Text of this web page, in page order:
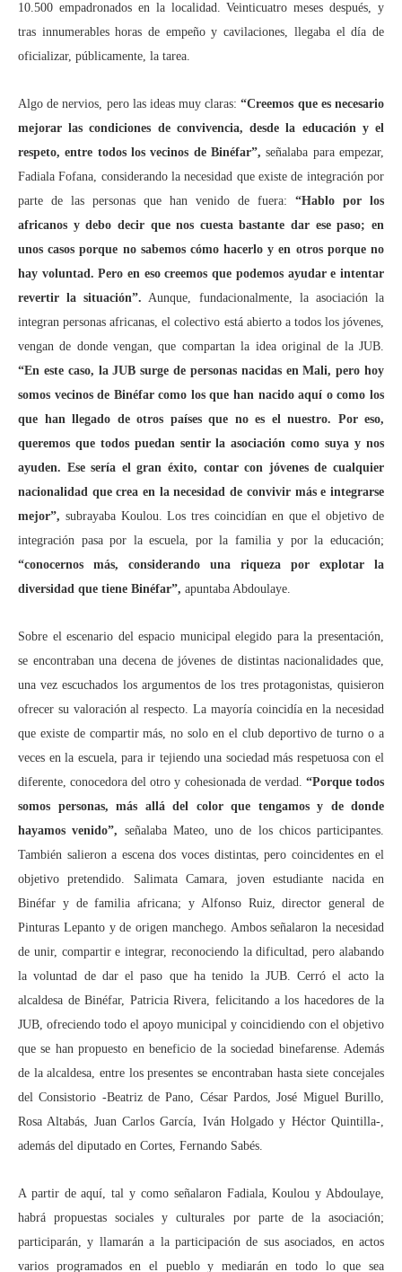
10.500 empadronados en la localidad. Veinticuatro meses después, y
tras innumerables horas de empeño y cavilaciones, llegaba el día de
oficializar, públicamente, la tarea.
Algo de nervios, pero las ideas muy claras:“Creemos que es necesario
mejorar las condiciones de convivencia, desde la educación y el
respeto, entre todos los vecinos de Binéfar”, señalaba para empezar,
Fadiala Fofana, considerando la necesidad que existe de integración por
parte de las personas que han venido de fuera: “Hablo por los
africanos y debo decir que nos cuesta bastante dar ese paso; en
unos casos porque no sabemos cómo hacerlo y en otros porque no
hay voluntad. Pero en eso creemos que podemos ayudar e intentar
revertir la situación”. Aunque, fundacionalmente, la asociación la
integran personas africanas, el colectivo está abierto a todos los jóvenes,
vengan de donde vengan, que compartan la idea original de la JUB.
“En este caso, la JUB surge de personas nacidas en Mali, pero hoy
somos vecinos de Binéfar como los que han nacido aquí o como los
que han llegado de otros países que no es el nuestro. Por eso,
queremos que todos puedan sentir la asociación como suya y nos
ayuden. Ese sería el gran éxito, contar con jóvenes de cualquier
nacionalidad que crea en la necesidad de convivir más e integrarse
mejor”, subrayaba Koulou. Los tres coincidían en que el objetivo de
integración pasa por la escuela, por la familia y por la educación;
“conocernos más, considerando una riqueza por explotar la
diversidad que tiene Binéfar”, apuntaba Abdoulaye.
Sobre el escenario del espacio municipal elegido para la presentación,
se encontraban una decena de jóvenes de distintas nacionalidades que,
una vez escuchados los argumentos de los tres protagonistas, quisieron
ofrecer su valoración al respecto. La mayoría coincidía en la necesidad
que existe de compartir más, no solo en el club deportivo de turno o a
veces en la escuela, para ir tejiendo una sociedad más respetuosa con el
diferente, conocedora del otro y cohesionada de verdad. “Porque todos
somos personas, más allá del color que tengamos y de donde
hayamos venido”, señalaba Mateo, uno de los chicos participantes.
También salieron a escena dos voces distintas, pero coincidentes en el
objetivo pretendido. Salimata Camara, joven estudiante nacida en
Binéfar y de familia africana; y Alfonso Ruiz, director general de
Pinturas Lepanto y de origen manchego. Ambos señalaron la necesidad
de unir, compartir e integrar, reconociendo la dificultad, pero alabando
la voluntad de dar el paso que ha tenido la JUB. Cerró el acto la
alcaldesa de Binéfar, Patricia Rivera, felicitando a los hacedores de la
JUB, ofreciendo todo el apoyo municipal y coincidiendo con el objetivo
que se han propuesto en beneficio de la sociedad binefarense. Además
de la alcaldesa, entre los presentes se encontraban hasta siete concejales
del Consistorio -Beatriz de Pano, César Pardos, José Miguel Burillo,
Rosa Altabás, Juan Carlos García, Iván Holgado y Héctor Quintilla-,
además del diputado en Cortes, Fernando Sabés.
A partir de aquí, tal y como señalaron Fadiala, Koulou y Abdoulaye,
habrá propuestas sociales y culturales por parte de la asociación;
participarán, y llamarán a la participación de sus asociados, en actos
varios programados en el pueblo y mediarán en todo lo que sea